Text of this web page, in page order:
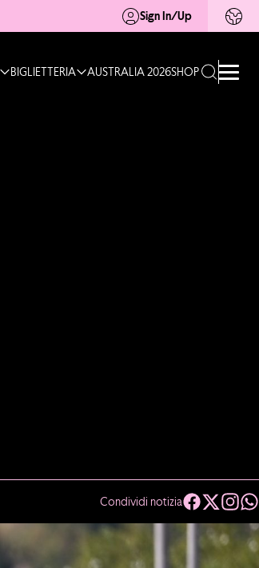
Sign In/Up
BIGLIETTERIA AUSTRALIA 2026SHOP
Condividi notizia